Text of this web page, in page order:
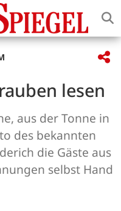
lesen
aus der Tonne in
des bekannten
die Gäste aus
selbst Hand